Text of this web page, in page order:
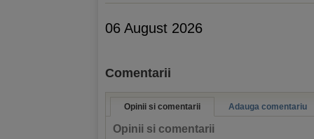
06 August 2026
Comentarii
Opinii si comentarii Adauga comentariu
Opinii si comentarii